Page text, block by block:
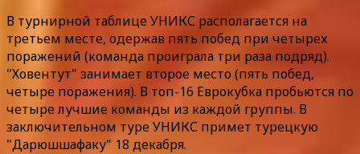
В турнирной таблице УНИКС располагается на
третьем месте, одержав пять побед при четырех
поражений (команда проиграла три раза подряд).
"Ховентут" занимает второе место (пять побед,
четыре поражения). В топ-16 Еврокубка пробьются по
четыре лучшие команды из каждой группы. В
заключительном туре УНИКС примет турецкую
"Дарюшшафаку" 18 декабря.